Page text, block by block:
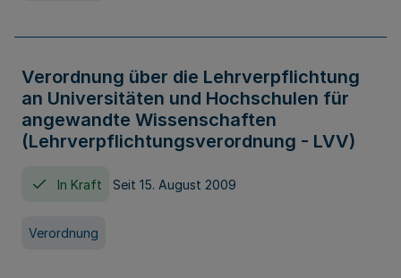
Verordnung über die Lehrverpflichtung
an Universitäten und Hochschulen für
angewandte Wissenschaften
(Lehrverpflichtungsverordnung - LVV)
In Kraft Seit 15. August 2009
Verordnung